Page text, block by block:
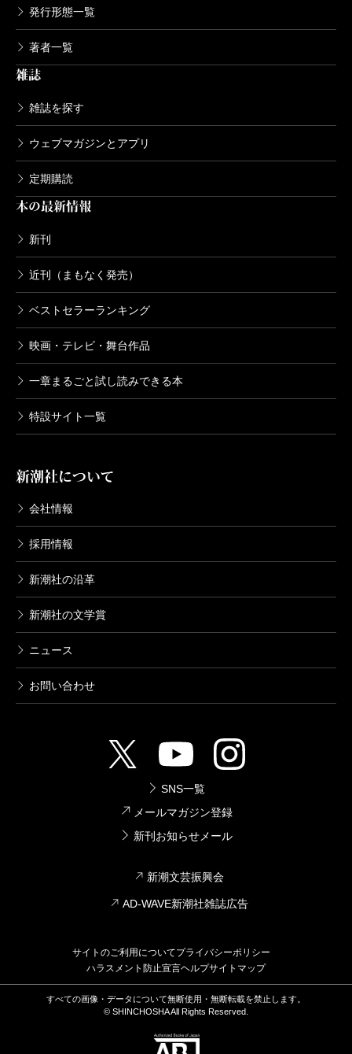
発行形態一覧
著者一覧
雑誌
雑誌を探す
ウェブマガジンとアプリ
定期購読
本の最新情報
新刊
近刊（まもなく発売）
ベストセラーランキング
映画・テレビ・舞台作品
一章まるごと試し読みできる本
特設サイト一覧
新潮社について
会社情報
採用情報
新潮社の沿革
新潮社の文学賞
ニュース
お問い合わせ
SNS一覧
メールマガジン登録
新刊お知らせメール
新潮文芸振興会
AD-WAVE新潮社雑誌広告
サイトのご利用についてプライバシーポリシー
ハラスメント防止宣言ヘルプサイトマップ
すべての画像・データについて無断使用・無断転載を禁止します。
© SHINCHOSHA All Rights Reserved.